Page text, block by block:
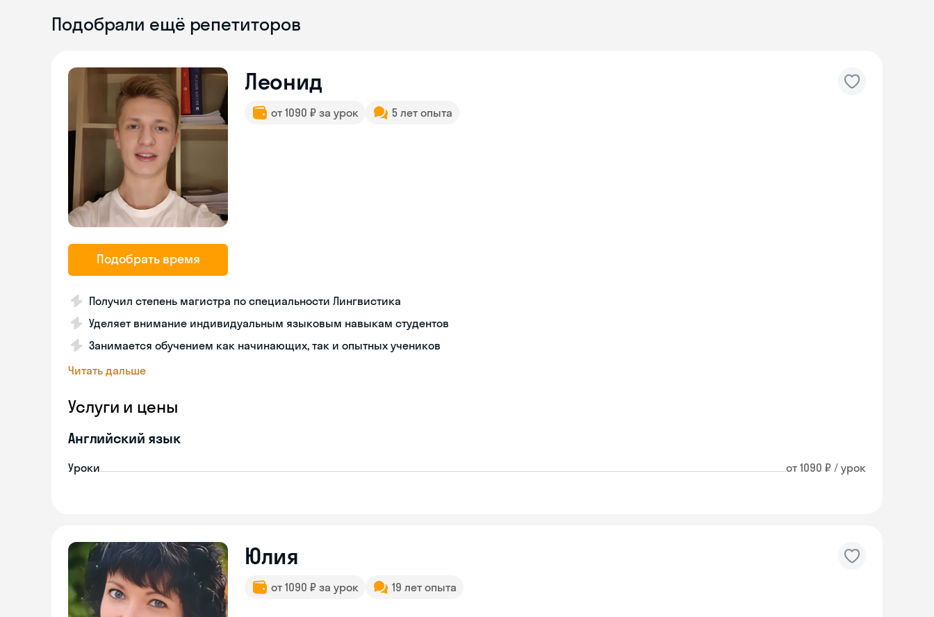
Подобрали ещё репетиторов
Подобрать время
Леонид
от 1090 ₽ за урок 5 лет опыта
Получил степень магистра по специальности Лингвистика
Уделяет внимание индивидуальным языковым навыкам студентов
Занимается обучением как начинающих, так и опытных учеников
Читать дальше
Услуги и цены
Английский язык
Уроки от 1090 ₽ / урок
Юлия
от 1090 ₽ за урок 19 лет опыта